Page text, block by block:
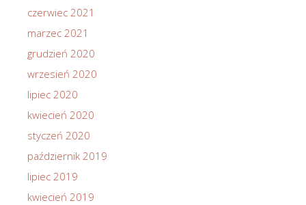
czerwiec 2021
marzec 2021
grudzień 2020
wrzesień 2020
lipiec 2020
kwiecień 2020
styczeń 2020
październik 2019
lipiec 2019
kwiecień 2019